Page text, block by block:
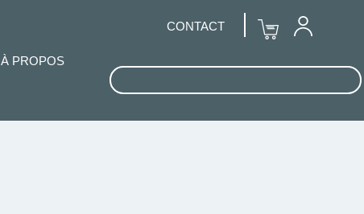
CONTACT
À PROPOS